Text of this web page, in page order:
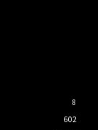
8
602